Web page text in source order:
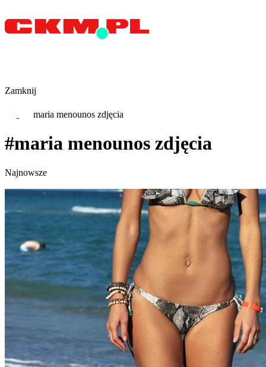
Zamknij
maria menounos zdjęcia
#maria menounos zdjęcia
Najnowsze